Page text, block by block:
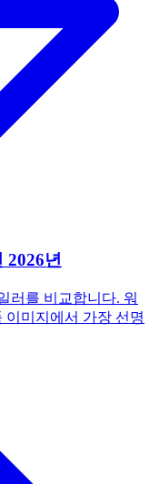
년
러를 비교합니다. 워
이미지에서 가장 선명